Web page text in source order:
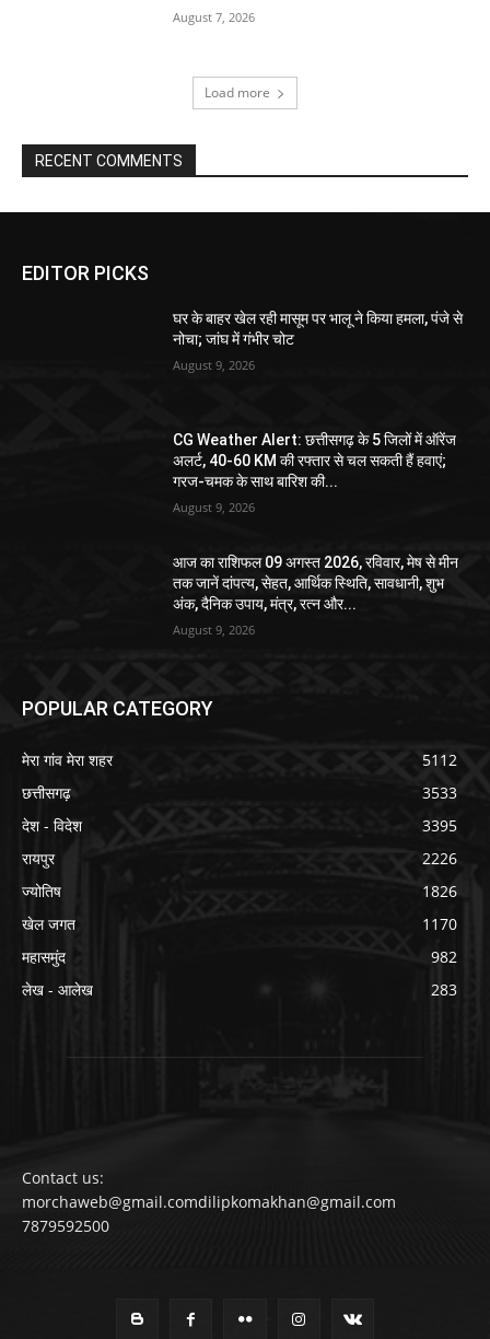
August 7, 2026
Load more
RECENT COMMENTS
EDITOR PICKS
घर के बाहर खेल रही मासूम पर भालू ने किया हमला, पंजे से
नोचा; जांघ में गंभीर चोट
August 9, 2026
CG Weather Alert: छत्तीसगढ़ के 5 जिलों में ऑरेंज
अलर्ट, 40-60 KM की रफ्तार से चल सकती हैं हवाएं;
गरज-चमक के साथ बारिश की...
August 9, 2026
आज का राशिफल 09 अगस्त 2026, रविवार, मेष से मीन
तक जानें दांपत्य, सेहत, आर्थिक स्थिति, सावधानी, शुभ
अंक, दैनिक उपाय, मंत्र, रत्न और...
August 9, 2026
POPULAR CATEGORY
मेरा गांव मेरा शहर
5112
छत्तीसगढ़
3533
देश - विदेश
3395
रायपुर
2226
ज्योतिष
1826
खेल जगत
1170
महासमुंद
982
लेख - आलेख
283
Contact us:
morchaweb@gmail.comdilipkomakhan@gmail.com
7879592500